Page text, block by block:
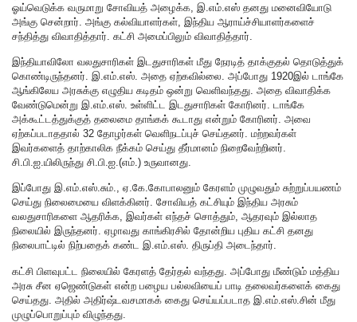
ஓய்வெடுக்க வருமாறு சோவியத் அழைக்க, இ.எம்.எஸ் தனது மனைவியோடு
அங்கு சென்றார். அங்கு கல்வியாளர்கள், இந்திய ஆராய்ச்சியாளர்களைச்
சந்தித்து விவாதித்தார். கட்சி அமைப்பிலும் விவாதித்தார்.
இந்தியாவிலோ வலதுசாரிகள் இடதுசாரிகள் மீது நேரடித் தாக்குதல் தொடுத்துக்
கொண்டிருந்தனர். இ.எம்.எஸ். அதை ஏற்கவில்லை. அப்போது 1920இல் டாங்கே
ஆங்கிலேய அரசுக்கு எழுதிய கடிதம் ஒன்று வெளிவந்தது. அதை விவாதிக்க
வேண்டுமென்று இ.எம்.எஸ். உள்ளிட்ட இடதுசாரிகள் கோரினர். டாங்கே
அக்கூட்டத்துக்குத் தலைமை தாங்கக் கூடாது என்றும் கோரினர். அவை
ஏற்கப்படாததால் 32 தோழர்கள் வெளிநடப்புச் செய்தனர். மற்றவர்கள்
இவர்களைத் தாற்காலிக நீக்கம் செய்து தீர்மானம் நிறைவேற்றினர்.
சி.பி.ஐ.யிலிருந்து சி.பி.ஐ.(எம்.) உருவானது.
இப்போது இ.எம்.எஸ்.சும்., ஏ.கே.கோபாலனும் கேரளம் முழுவதும் சுற்றுப்பயணம்
செய்து நிலைமையை விளக்கினர். சோவியத் கட்சியும் இந்திய அரசும்
வலதுசாரிகளை ஆதரிக்க, இவர்கள் எந்தச் சொத்தும், ஆதரவும் இல்லாத
நிலையில் இருந்தனர். ஏழாவது காங்கிரசில் தோன்றிய புதிய கட்சி தனது
நிலைபாட்டில் நிற்பதைக் கண்ட இ.எம்.எஸ். திருப்தி அடைந்தார்.
கட்சி பிளவுபட்ட நிலையில் கேரளத் தேர்தல் வந்தது. அப்போது மீண்டும் மத்திய
அரசு சீன ஏஜெண்டுகள் என்ற பழைய பல்லவியைப் பாடி தலைவர்களைக் கைது
செய்தது. அதில் அதிர்ஷ்டவசமாகக் கைது செய்யப்படாத இ.எம்.எஸ்.சின் மீது
முழுப்பொறுப்பும் விழுந்தது.